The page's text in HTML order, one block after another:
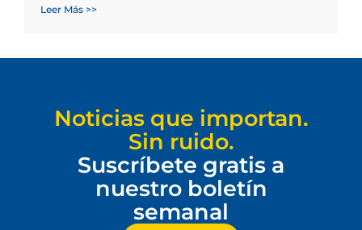
Leer Más >>
Noticias que importan.
Sin ruido.
Suscríbete gratis a
nuestro boletín
semanal